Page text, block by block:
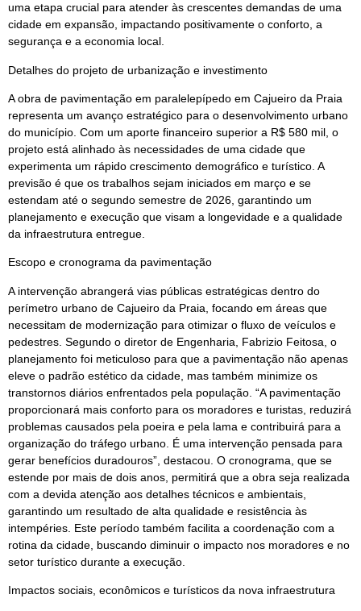
uma etapa crucial para atender às crescentes demandas de uma
cidade em expansão, impactando positivamente o conforto, a
segurança e a economia local.
Detalhes do projeto de urbanização e investimento
A obra de pavimentação em paralelepípedo em Cajueiro da Praia
representa um avanço estratégico para o desenvolvimento urbano
do município. Com um aporte financeiro superior a R$ 580 mil, o
projeto está alinhado às necessidades de uma cidade que
experimenta um rápido crescimento demográfico e turístico. A
previsão é que os trabalhos sejam iniciados em março e se
estendam até o segundo semestre de 2026, garantindo um
planejamento e execução que visam a longevidade e a qualidade
da infraestrutura entregue.
Escopo e cronograma da pavimentação
A intervenção abrangerá vias públicas estratégicas dentro do
perímetro urbano de Cajueiro da Praia, focando em áreas que
necessitam de modernização para otimizar o fluxo de veículos e
pedestres. Segundo o diretor de Engenharia, Fabrizio Feitosa, o
planejamento foi meticuloso para que a pavimentação não apenas
eleve o padrão estético da cidade, mas também minimize os
transtornos diários enfrentados pela população. “A pavimentação
proporcionará mais conforto para os moradores e turistas, reduzirá
problemas causados pela poeira e pela lama e contribuirá para a
organização do tráfego urbano. É uma intervenção pensada para
gerar benefícios duradouros”, destacou. O cronograma, que se
estende por mais de dois anos, permitirá que a obra seja realizada
com a devida atenção aos detalhes técnicos e ambientais,
garantindo um resultado de alta qualidade e resistência às
intempéries. Este período também facilita a coordenação com a
rotina da cidade, buscando diminuir o impacto nos moradores e no
setor turístico durante a execução.
Impactos sociais, econômicos e turísticos da nova infraestrutura